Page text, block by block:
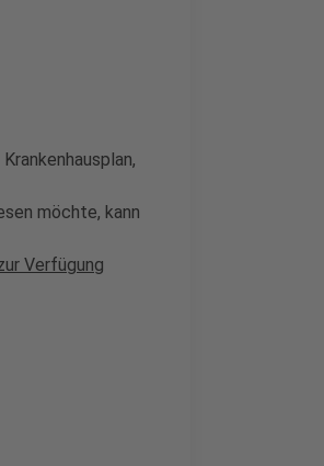
möchte, kann
Verfügung